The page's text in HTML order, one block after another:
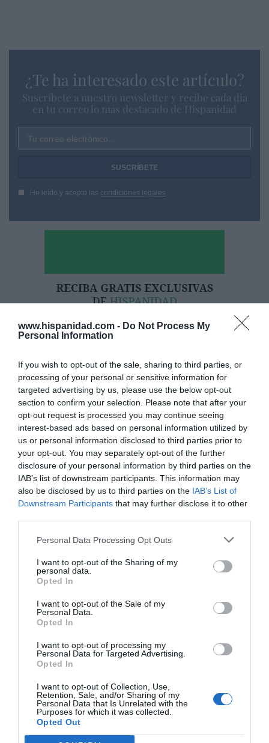
www.hispanidad.com - Do Not Process My
Personal Information
If you wish to opt-out of the sale, sharing to third parties, or
processing of your personal or sensitive information for
targeted advertising by us, please use the below opt-out
section to confirm your selection. Please note that after your
opt-out request is processed you may continue seeing
interest-based ads based on personal information utilized by
us or personal information disclosed to third parties prior to
your opt-out. You may separately opt-out of the further
disclosure of your personal information by third parties on the
IAB’s list of downstream participants. This information may
also be disclosed by us to third parties on the IAB’s List of
Downstream Participants that may further disclose it to other
Personal Data Processing Opt Outs
I want to opt-out of the Sharing of my
personal data.
Opted In
I want to opt-out of the Sale of my
Personal Data.
Opted In
I want to opt-out of processing my
Personal Data for Targeted Advertising.
Opted In
I want to opt-out of Collection, Use,
Retention, Sale, and/or Sharing of my
Personal Data that Is Unrelated with the
Purposes for which it was collected.
Opted Out
¿Te ha interesado este artículo?
Suscríbete a nuestro newsletter y recibe cada dia
en tu correo lo más destacado de Hispanidad
Tu correo electrónico...
He leído y acepto las condiciones legales
Hoy destacamos
ECONOMÍA
El divorcio imposible de los Entrecanales:
deuda al alza, cotización a la baja y
reputación en entredicho
Cristina Martín 07/08/26 15:51
ECONOMÍA
Indra. Hispasat se hace con un proyecto IRIS-
2 de 1.600 millones de euros
Eulogio López 07/08/26 15:07
ECONOMÍA
‘Warner Bros. Discovery’ asume ya 600
millones en gastos de su fusión con
Paramount
Cristina Martín
La ‘low cost’ británica easyJet pasará a manos
del peor fondo posible: Apollo... pero no
Cristina Martín 07/08/26 14:09
INTERNACIONAL
Venezuela. Comienza el diálogo entre